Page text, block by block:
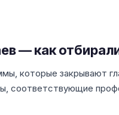
— как
которые закрывают
соответствующие